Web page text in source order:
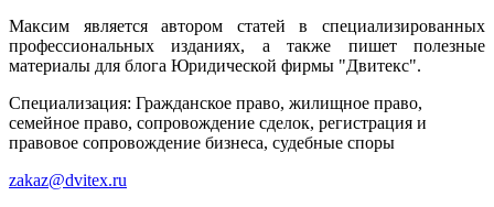
Максим является автором статей в специализированных
профессиональных изданиях, а также пишет полезные
материалы для блога Юридической фирмы "Двитекс".
Специализация: Гражданское право, жилищное право,
семейное право, сопровождение сделок, регистрация и
правовое сопровождение бизнеса, судебные споры
zakaz@dvitex.ru